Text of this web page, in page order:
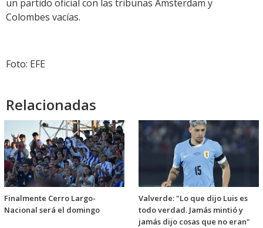
un partido oficial con las tribunas Ámsterdam y
Colombes vacías.
Foto: EFE
Relacionadas
Finalmente Cerro Largo-
Nacional será el domingo
Valverde: "Lo que dijo Luis es
todo verdad. Jamás mintió y
jamás dijo cosas que no eran"